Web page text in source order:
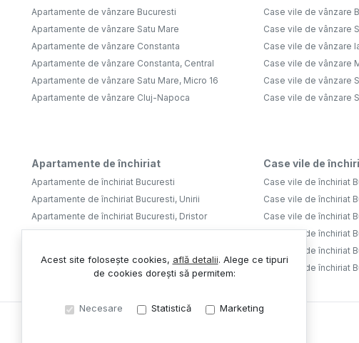
Apartamente de vânzare Bucuresti
Apartamente de vânzare Satu Mare
Apartamente de vânzare Constanta
Apartamente de vânzare Constanta, Central
Apartamente de vânzare Satu Mare, Micro 16
Apartamente de vânzare Cluj-Napoca
Case vile de vânzare
Case vile de vânzare
Case vile de vânzare
Case vile de vânzare
Case vile de vânzare
Case vile de vânzare
Apartamente de închiriat
Apartamente de închiriat Bucuresti
Apartamente de închiriat Bucuresti, Unirii
Apartamente de închiriat Bucuresti, Dristor
Apartamente de închiriat Bucuresti, Tineretului
Apartamente de închiriat Bucuresti, Lujerului
Case vile de
Case vile de închiriat
Case vile de închiriat
Case vile de închiriat
Case vile de închiriat
Case vile de închiriat
Case vile de închiriat
Acest site folosește cookies, află detalii. Alege ce tipuri
de cookies dorești să permitem:
Necesare Statistică Marketing